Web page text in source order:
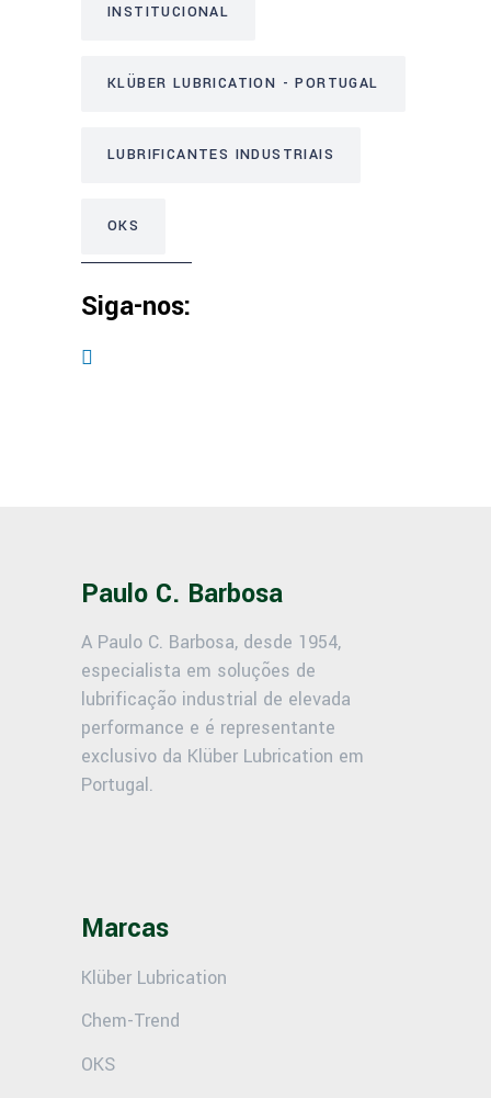
INSTITUCIONAL
KLÜBER LUBRICATION - PORTUGAL
LUBRIFICANTES INDUSTRIAIS
OKS
Siga-nos:
Paulo C. Barbosa
A Paulo C. Barbosa, desde 1954,
especialista em soluções de
lubrificação industrial de elevada
performance e é representante
exclusivo da Klüber Lubrication em
Portugal.
Marcas
Klüber Lubrication
Chem-Trend
OKS